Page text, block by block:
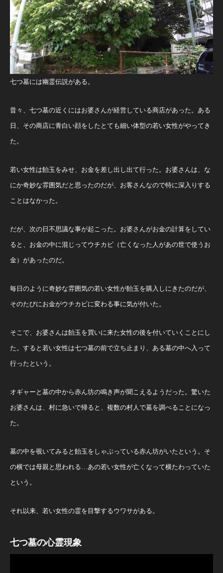
七つ墓には幽霊伝説がある。
昔々、七つ墓の近くにはお婆さんが経営している商店があった。ある
日、その商店に青白い顔をしたとても細い体型の若い女性がやってき
た。
若い女性は飴玉をみせ、お金を差し出し出て行った。お婆さんは、な
にか奇妙な雰囲気だと思ったのだが、お客さんなので特に深入りする
ことはなかった。
だが、次の日不思議な事が起こった。お婆さんがお金の計算をしてい
ると、お金の中に混じってウチカビ（亡くなった人があの世で使うお
金）があったのだ。
毎日のように奇妙な雰囲気の若い女性が飴玉を購入しにきたのだが、
そのたびにお金がウチカビに変わる事に気が付いた。
そこで、お婆さんは飴玉を買いに来た女性の後を付いていくことにし
た。すると若い女性は七つ墓の前で立ち止まり、ある墓の中へ入って
行ったという。
オギャーと墓の中から赤ん坊の鳴き声が聞こえるようだった。驚いた
お婆さんは、村に急いで帰ると、複数の村人で墓を調べることになっ
た。
墓の中を覗いてみると飴玉をしゃぶっている赤ん坊がいたという。そ
の横では母親と思われる…あの若い女性が亡くなって横たわっていた
という。
それ以来、若い女性の霊を目撃するウワサがある。
七つ墓の心霊現象